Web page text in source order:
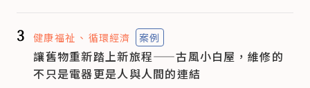
3 健康福祉 循環經濟 案例
讓舊物重新踏上新旅程——古風小白屋，維修的
不只是電器更是人與人間的連結